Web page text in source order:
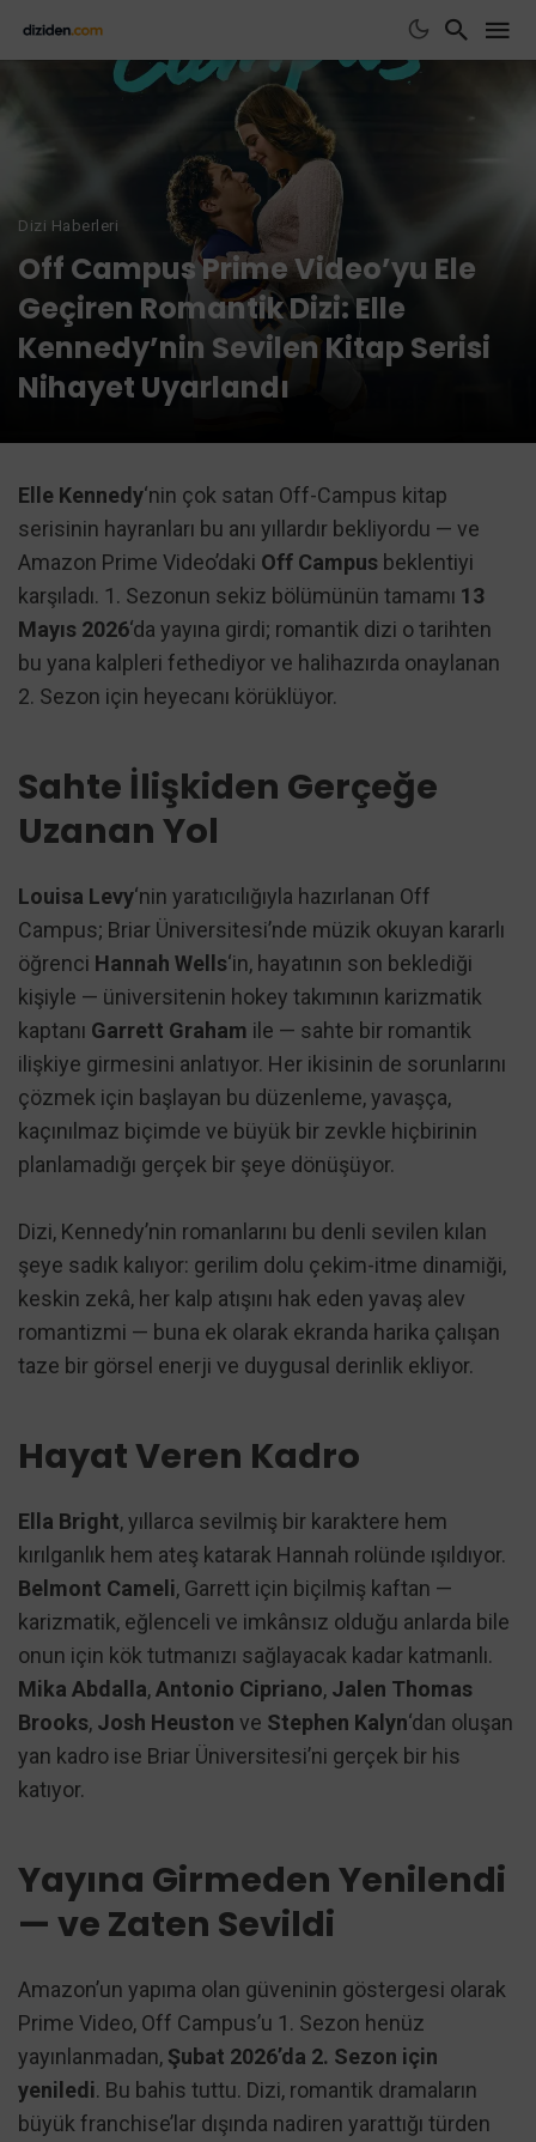
Dizi Haberleri
Off Campus Prime Video’yu Ele
Geçiren Romantik Dizi: Elle
Kennedy’nin Sevilen Kitap Serisi
Nihayet Uyarlandı
Elle Kennedy‘nin çok satan Off-Campus kitap
serisinin hayranları bu anı yıllardır bekliyordu — ve
Amazon Prime Video’daki Off Campus beklentiyi
karşıladı. 1. Sezonun sekiz bölümünün tamamı 13
Mayıs 2026‘da yayına girdi; romantik dizi o tarihten
bu yana kalpleri fethediyor ve halihazırda onaylanan
2. Sezon için heyecanı körüklüyor.
Sahte İlişkiden Gerçeğe
Uzanan Yol
Louisa Levy‘nin yaratıcılığıyla hazırlanan Off
Campus; Briar Üniversitesi’nde müzik okuyan kararlı
öğrenci Hannah Wells‘in, hayatının son beklediği
kişiyle — üniversitenin hokey takımının karizmatik
kaptanı Garrett Graham ile — sahte bir romantik
ilişkiye girmesini anlatıyor. Her ikisinin de sorunlarını
çözmek için başlayan bu düzenleme, yavaşça,
kaçınılmaz biçimde ve büyük bir zevkle hiçbirinin
planlamadığı gerçek bir şeye dönüşüyor.
Dizi, Kennedy’nin romanlarını bu denli sevilen kılan
şeye sadık kalıyor: gerilim dolu çekim-itme dinamiği,
keskin zekâ, her kalp atışını hak eden yavaş alev
romantizmi — buna ek olarak ekranda harika çalışan
taze bir görsel enerji ve duygusal derinlik ekliyor.
Hayat Veren Kadro
Ella Bright, yıllarca sevilmiş bir karaktere hem
kırılganlık hem ateş katarak Hannah rolünde ışıldıyor.
Belmont Cameli, Garrett için biçilmiş kaftan —
karizmatik, eğlenceli ve imkânsız olduğu anlarda bile
onun için kök tutmanızı sağlayacak kadar katmanlı.
Mika Abdalla,Antonio Cipriano, Jalen Thomas
Brooks, Josh Heuston ve Stephen Kalyn‘dan oluşan
yan kadro ise Briar Üniversitesi’ni gerçek bir his
katıyor.
Yayına Girmeden Yenilendi
— ve Zaten Sevildi
Amazon’un yapıma olan güveninin göstergesi olarak
Prime Video, Off Campus’u 1. Sezon henüz
yayınlanmadan, Şubat 2026’da 2. Sezon için
yeniledi. Bu bahis tuttu. Dizi, romantik dramaların
büyük franchise’lar dışında nadiren yarattığı türden